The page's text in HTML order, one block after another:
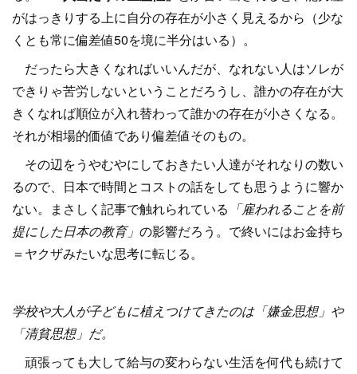
がはっきりする上に自分の存在が小さく見えるから（少な
くとも常に偏差値50を境に半分はいる）。
だったら大きくなればいいんだが、なれない人はソレが
できりゃ苦労しないということだろうし、誰かの存在が大
きくなれば順位が入れ替わって誰かの存在が小さくなる。
それが相場的価値であり偏差値そのもの。
その辺をうやむやにしておきたい人達がそれなりの数い
るので、日本で時間とコストの話をしても思うように響か
ない。まさしく記事で触れられている 「雇われることを前
提にした日本の教育」 の影響だろう。で終いにはお金持ち
＝ヤクザみたいな思考に転じる。
学校や大人が子どもに植えつけてきたのは「嫌金思想」や
「清貧思想」だ。
頑張っても大して給与の変わらない生活を何代も続けて